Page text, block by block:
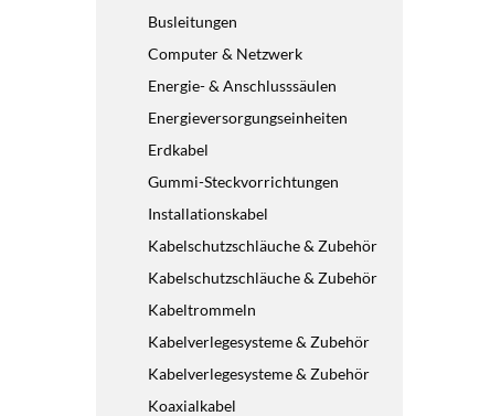
Busleitungen
Computer & Netzwerk
Energie- & Anschlusssäulen
Energieversorgungseinheiten
Erdkabel
Gummi-Steckvorrichtungen
Installationskabel
Kabelschutzschläuche & Zubehör
Kabelschutzschläuche & Zubehör
Kabeltrommeln
Kabelverlegesysteme & Zubehör
Kabelverlegesysteme & Zubehör
Koaxialkabel